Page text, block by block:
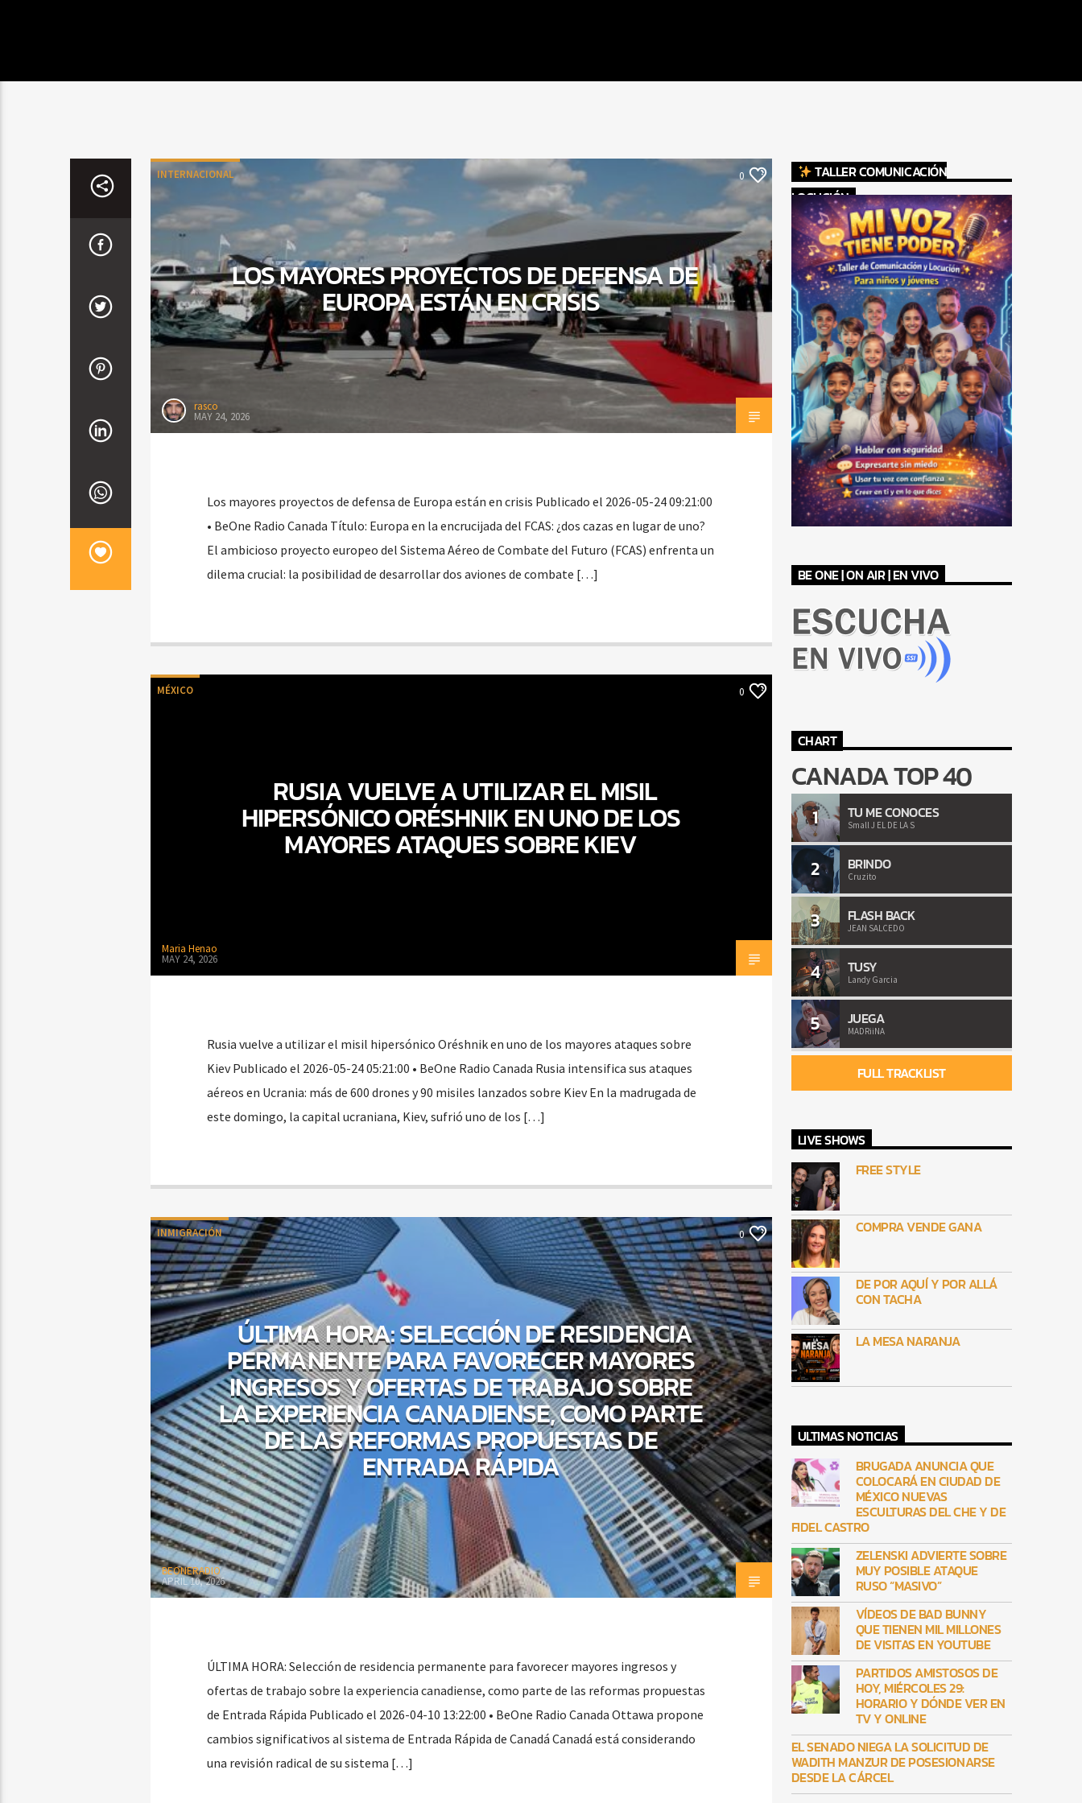
INTERNACIONAL 0
LOS MAYORES PROYECTOS DE DEFENSA DE
EUROPA ESTÁN EN CRISIS
rasco
MAY 24, 2026
Los mayores proyectos de defensa de Europa están en crisis Publicado el 2026-05-24 09:21:00
• BeOne Radio Canada Título: Europa en la encrucijada del FCAS: ¿dos cazas en lugar de uno?
El ambicioso proyecto europeo del Sistema Aéreo de Combate del Futuro (FCAS) enfrenta un
dilema crucial: la posibilidad de desarrollar dos aviones de combate […]
MÉXICO 0
RUSIA VUELVE A UTILIZAR EL MISIL
HIPERSÓNICO ORÉSHNIK EN UNO DE LOS
MAYORES ATAQUES SOBRE KIEV
Maria Henao
MAY 24, 2026
Rusia vuelve a utilizar el misil hipersónico Oréshnik en uno de los mayores ataques sobre
Kiev Publicado el 2026-05-24 05:21:00 • BeOne Radio Canada Rusia intensifica sus ataques
aéreos en Ucrania: más de 600 drones y 90 misiles lanzados sobre Kiev En la madrugada de
este domingo, la capital ucraniana, Kiev, sufrió uno de los […]
INMIGRACIÓN 0
ÚLTIMA HORA: SELECCIÓN DE RESIDENCIA
PERMANENTE PARA FAVORECER MAYORES
INGRESOS Y OFERTAS DE TRABAJO SOBRE
LA EXPERIENCIA CANADIENSE, COMO PARTE
DE LAS REFORMAS PROPUESTAS DE
ENTRADA RÁPIDA
BEONERADIO
APRIL 10, 2026
ÚLTIMA HORA: Selección de residencia permanente para favorecer mayores ingresos y
ofertas de trabajo sobre la experiencia canadiense, como parte de las reformas propuestas
de Entrada Rápida Publicado el 2026-04-10 13:22:00 • BeOne Radio Canada Ottawa propone
cambios significativos al sistema de Entrada Rápida de Canadá Canadá está considerando
una revisión radical de su sistema […]
TALLER COMUNICACIÓN
LOCUCIÓN
BE ONE | ON AIR | EN VIVO
CHART
CANADA TOP 40
1 TU ME CONOCES
Small J EL DE LA S
2 BRINDO
Cruzito
3 FLASH BACK
JEAN SALCEDO
4 TUSY
Landy Garcia
5 JUEGA
MADRiiNA
FULL TRACKLIST
LIVE SHOWS
FREE STYLE
COMPRA VENDE GANA
DE POR AQUÍ Y POR ALLÁ
CON TACHA
LA MESA NARANJA
ULTIMAS NOTICIAS
BRUGADA ANUNCIA QUE
COLOCARÁ EN CIUDAD DE
MÉXICO NUEVAS
ESCULTURAS DEL CHE Y DE
FIDEL CASTRO
ZELENSKI ADVIERTE SOBRE
MUY POSIBLE ATAQUE
RUSO “MASIVO”
VÍDEOS DE BAD BUNNY
QUE TIENEN MIL MILLONES
DE VISITAS EN YOUTUBE
PARTIDOS AMISTOSOS DE
HOY, MIÉRCOLES 29:
HORARIO Y DÓNDE VER EN
TV Y ONLINE
EL SENADO NIEGA LA SOLICITUD DE
WADITH MANZUR DE POSESIONARSE
DESDE LA CÁRCEL